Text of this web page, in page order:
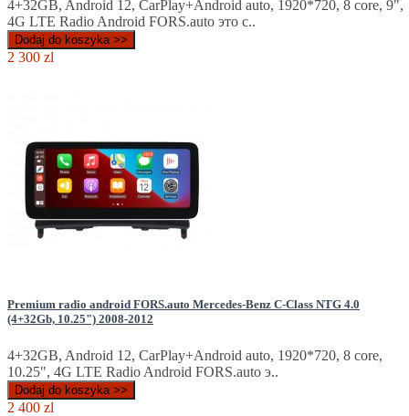
4+32GB, Android 12, CarPlay+Android auto, 1920*720, 8 core, 9",
4G LTE Radio Android FORS.auto это с..
Dodaj do koszyka >>
2 300 zl
Premium radio android FORS.auto Mercedes-Benz C-Class NTG 4.0
(4+32Gb, 10.25") 2008-2012
4+32GB, Android 12, CarPlay+Android auto, 1920*720, 8 core,
10.25", 4G LTE Radio Android FORS.auto э..
Dodaj do koszyka >>
2 400 zl